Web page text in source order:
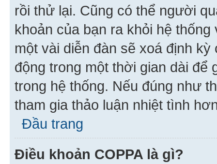
rồi thử lại. Cũng có thể người
khoản của bạn ra khỏi hệ
một vài diễn đàn sẽ xoá định
động trong một thời gian dài
trong hệ thống. Nếu đúng như
tham gia thảo luận nhiệt tình
Đầu trang
Điều khoản COPPA là gì?